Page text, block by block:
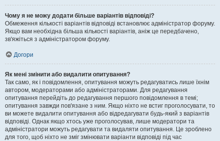
Чому я не можу додати більше варіантів відповіді?
Обмеження кількості варіантів відповіді встановлює адміністратор форуму.
Якщо вам необхідна більша кількості варіантів, аніж це передбачено,
зв'яжіться з адміністратором форуму.
Догори
Як мені змінити або видалити опитування?
Так само, як і повідомлення, опитування можуть редагуватись лише їхнім
автором, модераторами або адміністраторами. Для редагування
опитування перейдіть до редагування першого повідомлення в темі;
опитування завжди пов'язане з ним. Якщо ніхто не встиг проголосувати, то
ви можете видалити опитування або відредагувати будь-який з варіантів
відповіді. Однак якщо хтось уже проголосував, лише модератори та
адміністратори можуть редагувати та видаляти опитування. Це зроблено
для того, щоб ніхто не зміг змінювати варіанти відповіді під час